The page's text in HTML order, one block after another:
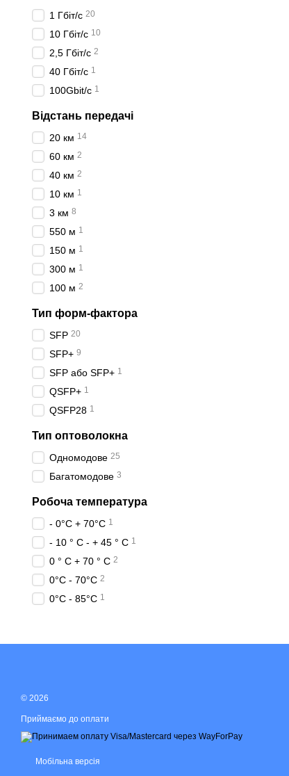
1 Гбіт/с 20
10 Гбіт/с 10
2,5 Гбіт/с 2
40 Гбіт/с 1
100Gbit/с 1
Відстань передачі
20 км 14
60 км 2
40 км 2
10 км 1
3 км 8
550 м 1
150 м 1
300 м 1
100 м 2
Тип форм-фактора
SFP 20
SFP+ 9
SFP або SFP+ 1
QSFP+ 1
QSFP28 1
Тип оптоволокна
Одномодове 25
Багатомодове 3
Робоча температура
- 0°C + 70°C 1
- 10 ° С - + 45 ° С 1
0 ° С + 70 ° С 2
0°С - 70°С 2
0°С - 85°С 1
© 2026
Приймаємо до оплати
Мобільна версія